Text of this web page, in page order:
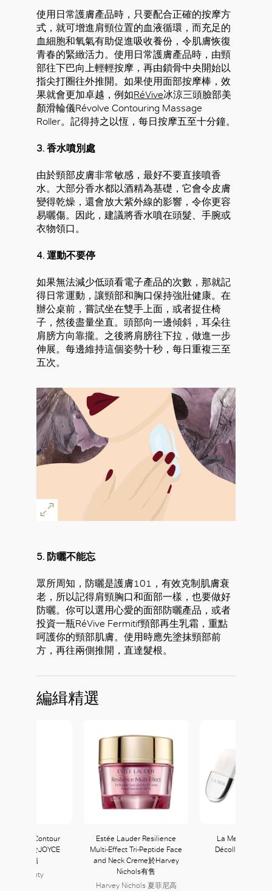
使用日常護膚產品時，只要配合正確的按摩方
式，就可增進肩頸位置的血液循環，而充足的
血細胞和氧氣有助促進吸收養份，令肌膚恢復
青春的緊緻活力。使用日常護膚產品時，由頸
部往下巴向上輕輕按摩，再由鎖骨中央開始以
指尖打圈往外推開。如果使用面部按摩棒，效
果就會更加卓越，例如RéVive冰涼三頭臉部美
顏滑輪儀Révolve Contouring Massage
Roller。記得持之以恆，每日按摩五至十分鐘。
3. 香水噴別處
由於頸部皮膚非常敏感，最好不要直接噴香
水。大部分香水都以酒精為基礎，它會令皮膚
變得乾燥，還會放大紫外線的影響，令你更容
易曬傷。因此，建議將香水噴在頭髮、手腕或
衣物領口。
4. 運動不要停
如果無法減少低頭看電子產品的次數，那就記
得日常運動，讓頸部和胸口保持強壯健康。在
辦公桌前，嘗試坐在雙手上面，或者捉住椅
子，然後盡量坐直。頭部向一邊傾斜，耳朵往
肩膀方向靠攏。之後將肩膀往下拉，做進一步
伸展。每邊維持這個姿勢十秒，每日重複三至
五次。
5. 防曬不能忘
眾所周知，防曬是護膚101，有效克制肌膚衰
老，所以記得肩頸胸口和面部一樣，也要做好
防曬。你可以選用心愛的面部防曬產品，或者
投資一瓶RéVive Fermitif頸部再生乳霜，重點
呵護你的頸部肌膚。使用時應先塗抹頸部前
方，再往兩側推開，直達髮根。
編緝精選
Révolve Contour
Roller於JOYCE
Beauty有售
Beauty
Estée Lauder Resilience
Multi-Effect Tri-Peptide Face
and Neck Creme於Harvey
Nichols有售
Harvey Nichols 夏菲尼高
La Mer The
Décolleté